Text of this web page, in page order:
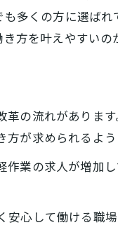
業が狙い目
業求人の探し方
る条件とは
作業の魅力
働きやすさ
多くの方に選ば
方を叶えやすいの
の流れがありま
が求められるよう
業の求人が増加
心して働ける職